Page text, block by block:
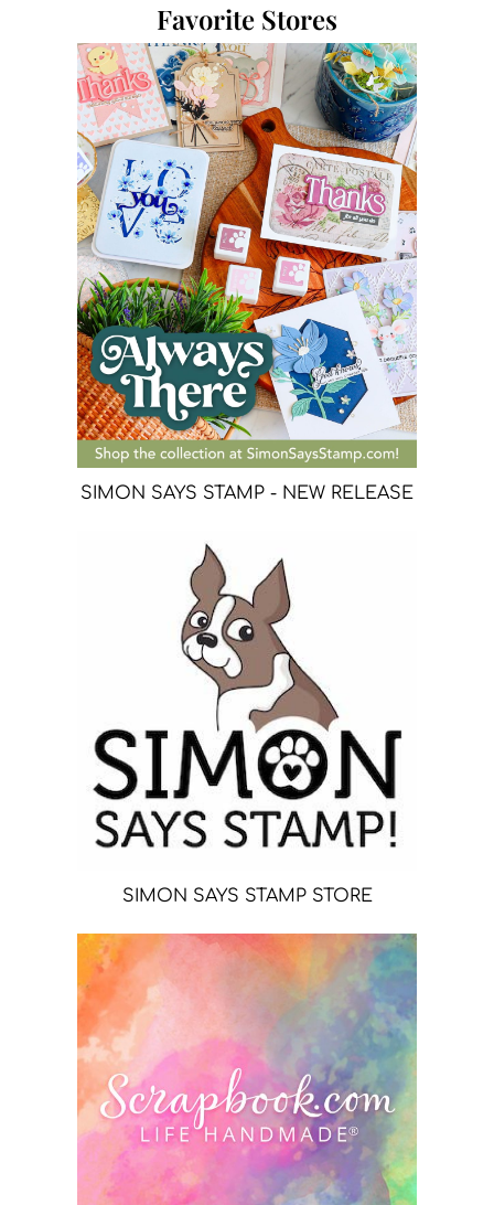
Favorite Stores
SIMON SAYS STAMP - NEW RELEASE
SIMON SAYS STAMP STORE